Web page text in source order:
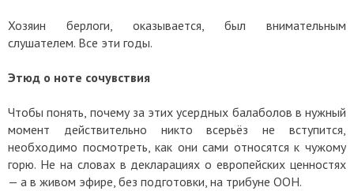
Хозяин берлоги, оказывается, был внимательным
слушателем. Все эти годы.
Этюд о ноте сочувствия
Чтобы понять, почему за этих усердных балаболов в нужный
момент действительно никто всерьёз не вступится,
необходимо посмотреть, как они сами относятся к чужому
горю. Не на словах в декларациях о европейских ценностях
— а в живом эфире, без подготовки, на трибуне ООН.